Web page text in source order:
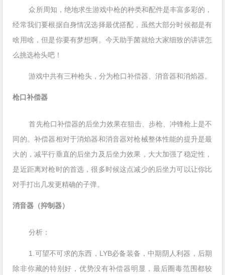
众所周知，绝地求生游戏中枪的种类和配件是丰富多彩的，
经常我们要根据自身情况选择最优搭配，虽然大部分时候都是有
啥用啥，但是你要有梦想啊。今天助手菌就给大家细致的讲讲怎
么挑选枪头吧！
游戏中共有三种枪头，分为枪口补偿器、消音器和消焰器。
枪口补偿器
首先枪口补偿器的后坐力效果在狙击、步枪、冲锋枪上是不
同的。补偿器相对于消焰器和消音器对枪械整体性能的提升是最
大的，减平行垂直的后坐力及后坐力效果，大大加强了稳定性，
是近距离对枪时的首选，很多时候这点减少的后坐力可以让你比
对手打出几发更精确的子弹。
消音器（抑制器）
分析：
1.可望不可求的东西，LYB必备装备，中期阴人利器，后期
除非你藏的特别好，优势没有补偿器明显，最后圈毒范围都较